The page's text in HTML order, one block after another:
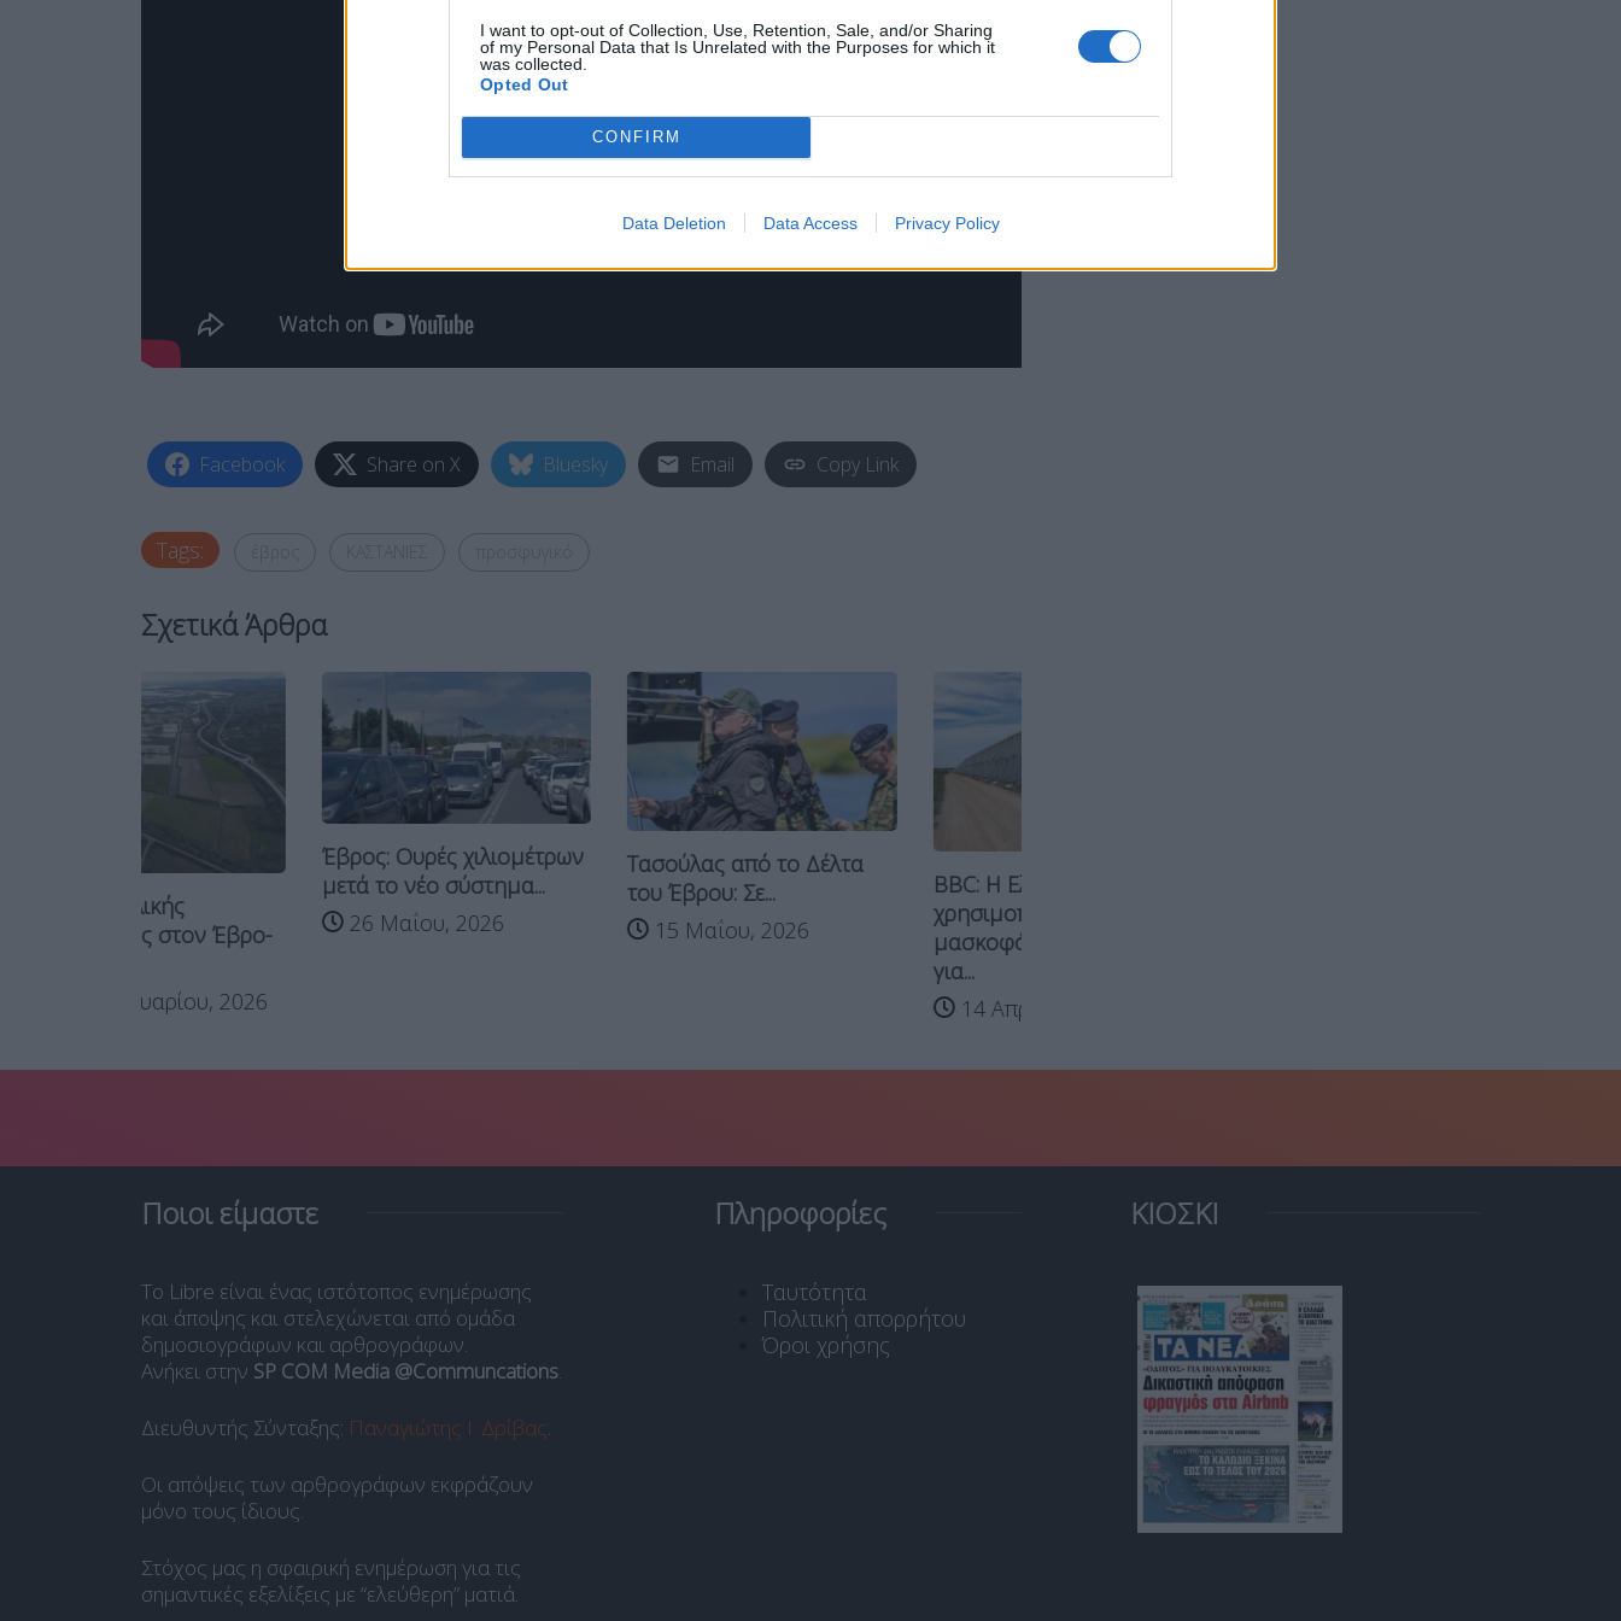
I want to opt-out of Collection, Use, Retention, Sale, and/or Sharing
of my Personal Data that Is Unrelated with the Purposes for which it
was collected.
Opted Out
CONFIRM
Data Deletion Data Access Privacy Policy
Facebook Share on X Bluesky Email Copy Link
Tags:
Σχετικά Άρθρα
Έβρος: Ουρές χιλιομέτρων
μετά το νέο σύστημα...
26 Μαΐου, 2026
Τασούλας από το Δέλτα
του Έβρου: Σε...
15 Μαΐου, 2026
BBC: Η Ελλάδα
μασκοφόρους μετανάστες
14 Απριλίου, 2026
Ποιοι είμαστε
Το Libre είναι ένας ιστότοπος ενημέρωσης
και άποψης και στελεχώνεται από ομάδα
δημοσιογράφων και αρθρογράφων.
Ανήκει στην SP COM Media @Communcations.
Διευθυντής Σύνταξης: Παναγιώτης Ι. Δρίβας.
Οι απόψεις των αρθρογράφων εκφράζουν
μόνο τους ίδιους.
Στόχος μας η σφαιρική ενημέρωση για τις
σημαντικές εξελίξεις με “ελεύθερη” ματιά.
Πληροφορίες
Ταυτότητα
Πολιτική απορρήτου
Όροι χρήσης
ΚΙΟΣΚΙ